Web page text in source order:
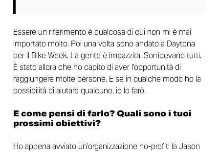
Essere un riferimento è qualcosa di cui non mi è mai
importato molto. Poi una volta sono andato a Daytona
per il Bike Week. La gente è impazzita. Sorridevano tutti.
È stato allora che ho capito di aver l’opportunità di
raggiungere molte persone. E se in qualche modo ho la
possibilità di aiutare qualcuno, io lo farò.
E come pensi di farlo? Quali sono i tuoi
prossimi obiettivi?
Ho appena avviato un’organizzazione no-profit: la Jason